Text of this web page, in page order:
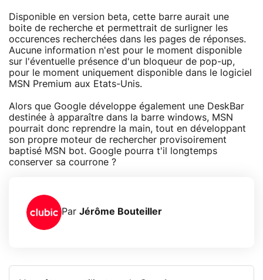
Disponible en version beta, cette barre aurait une
boite de recherche et permettrait de surligner les
occurences recherchées dans les pages de réponses.
Aucune information n'est pour le moment disponible
sur l'éventuelle présence d'un bloqueur de pop-up,
pour le moment uniquement disponible dans le logiciel
MSN Premium aux Etats-Unis.
Alors que Google développe également une DeskBar
destinée à apparaître dans la barre windows, MSN
pourrait donc reprendre la main, tout en développant
son propre moteur de rechercher provisoirement
baptisé MSN bot. Google pourra t'il longtemps
conserver sa courrone ?
Par Jérôme Bouteiller